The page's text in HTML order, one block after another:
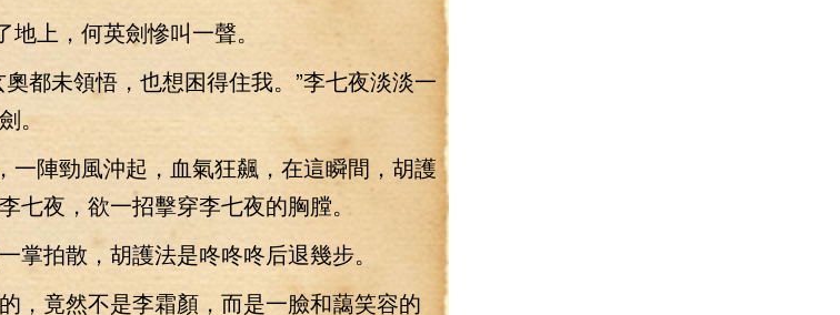
，何英劍慘叫一聲。
未領悟，也想困得住我。”李七夜淡淡一
。
陣勁風沖起，血氣狂飆，在這瞬間，胡護
七夜，欲一招擊穿李七夜的胸膛。
拍散，胡護法是咚咚咚后退幾步。
竟然不是李霜顏，而是一臉和藹笑容的